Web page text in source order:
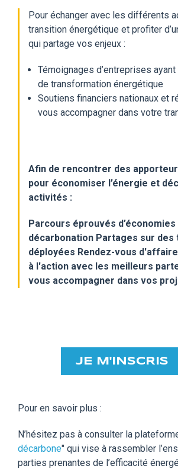
Pour échanger avec les différents
transition énergétique et profiter
qui partage vos enjeux :
Témoignages d’entreprises
de transformation énergétique
Soutiens financiers nationaux et
vous accompagner dans votre
Afin de rencontrer des
pour économiser l’énergie et
activités :
Parcours éprouvés d’économies
décarbonation Partages sur des
déployées Rendez-vous
à l'action avec les meilleurs
vous accompagner dans vos
JE M'INSCRIS
Pour en savoir plus :
N’hésitez pas à consulter la
décarbone" qui vise à rassembler
parties prenantes de l’efficacité